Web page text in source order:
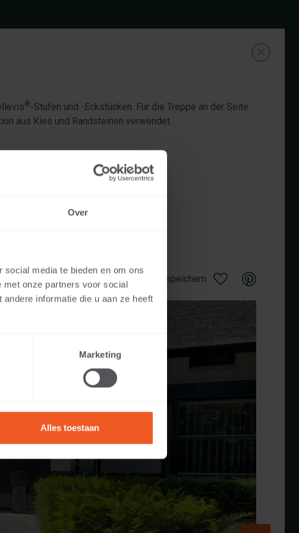
Over
media te bieden en om ons
onze partners voor social
informatie die u aan ze heeft
Marketing
Alles toestaan
®-Stufen und -Eckstücken. Für die Treppe an der Seite
aus Kies und Randsteinen verwendet.
Als Favorit speichern